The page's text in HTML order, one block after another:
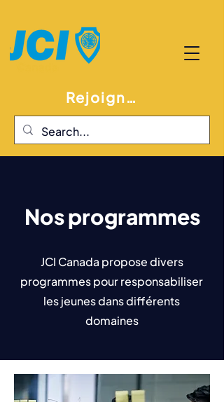
Rejoignez JCI
Nos programmes
JCI Canada propose divers
programmes pour responsabiliser
les jeunes dans différents
domaines